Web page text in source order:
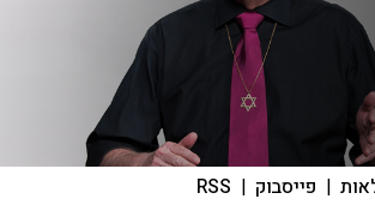
| פייסבוק |
RSS